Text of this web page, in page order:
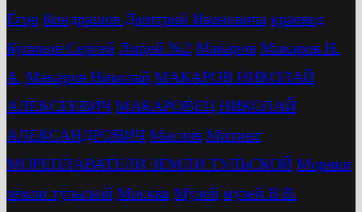
Егор Кондрашов Дмитрий Ивановича краевед
Куликов Сергей Лицей №2 Макаров Макаров Н.
А. Макаров Николай МАКАРОВ НИКОЛАЙ
АЛЕКСЕЕВИЧ МАКАРОВЕЦ НИКОЛАЙ
АЛЕКСАНДРОВИЧ Маслов Митинг
МОРЕПЛАВАТЕЛИ ЗЕМЛИ ТУЛЬСКОЙ Моряки
земли тульской Москва Музей музей В.В.